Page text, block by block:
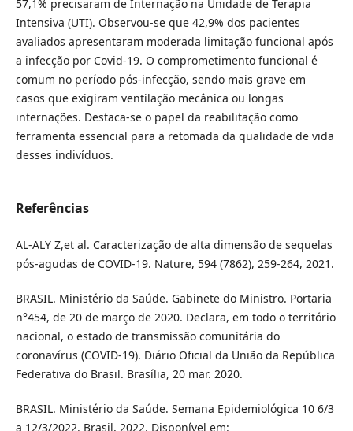
57,1% precisaram de Internação na Unidade de Terapia
Intensiva (UTI). Observou-se que 42,9% dos pacientes
avaliados apresentaram moderada limitação funcional após
a infecção por Covid-19. O comprometimento funcional é
comum no período pós-infecção, sendo mais grave em
casos que exigiram ventilação mecânica ou longas
internações. Destaca-se o papel da reabilitação como
ferramenta essencial para a retomada da qualidade de vida
desses indivíduos.
Referências
AL-ALY Z,et al. Caracterização de alta dimensão de sequelas
pós-agudas de COVID-19. Nature, 594 (7862), 259-264, 2021.
BRASIL. Ministério da Saúde. Gabinete do Ministro. Portaria
n°454, de 20 de março de 2020. Declara, em todo o território
nacional, o estado de transmissão comunitária do
coronavírus (COVID-19). Diário Oficial da União da República
Federativa do Brasil. Brasília, 20 mar. 2020.
BRASIL. Ministério da Saúde. Semana Epidemiológica 10 6/3
a 12/3/2022. Brasil, 2022. Disponível em: